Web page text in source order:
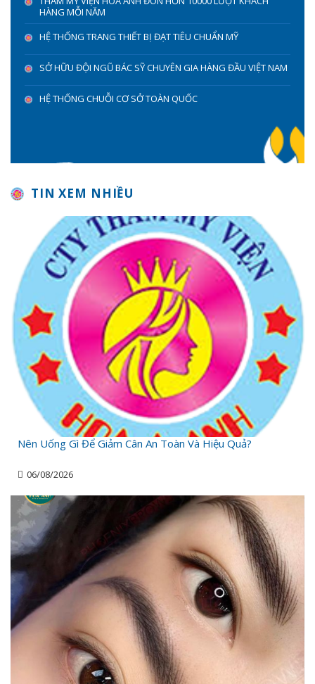
HÀNG MỖI NĂM
HỆ THỐNG TRANG THIẾT BỊ ĐẠT TIÊU CHUẨN MỸ
SỞ HỮU ĐỘI NGŨ BÁC SỸ CHUYÊN GIA HÀNG ĐẦU VIỆT NAM
HỆ THỐNG CHUỖI CƠ SỞ TOÀN QUỐC
TIN XEM NHIỀU
Nên Uống Gì Để Giảm Cân An Toàn Và Hiệu Quả?
06/08/2026